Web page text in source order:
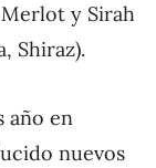
y Sirah
Shiraz).
año en
nuevos